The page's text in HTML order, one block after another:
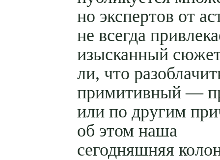
но экспертов от
не всегда
изысканный
ли, что
примитивный —
или по другим
об этом наша
сегодняшняя